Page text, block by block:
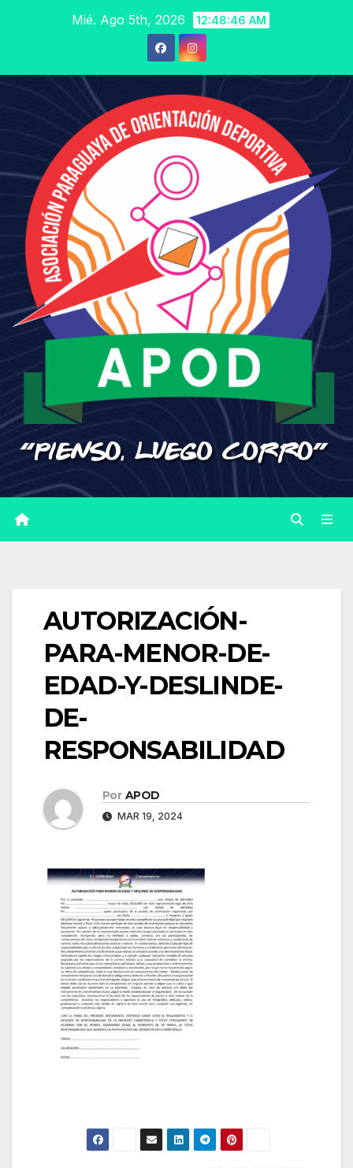
Mié. Ago 5th, 2026 12:48:47 AM
AUTORIZACIÓN-
PARA-MENOR-DE-
EDAD-Y-DESLINDE-
DE-
RESPONSABILIDAD
Por APOD
MAR 19, 2024